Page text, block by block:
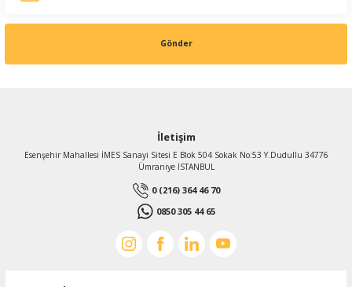
Gönder
İletişim
Esenşehir Mahallesi İMES Sanayi Sitesi E Blok 504 Sokak No:53 Y.Dudullu 34776
Ümraniye İSTANBUL
0 (216) 364 46 70
0850 305 44 65